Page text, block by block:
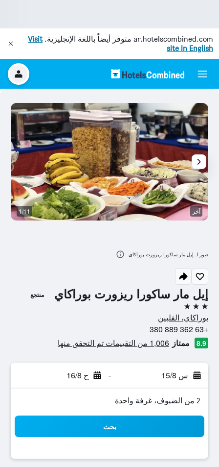
ar.hotelscombined.com متوفر أيضاً باللغة الإنجليزية.Visit
site in English
إيل مار ساكورا ريزورت بوراكاي منتجع
3 نجوم
بوراكاي، الفلبين
+63 362 889 380
8.9 ممتاز 1,006 من التقييمات تم التحقق منها
س 15/8 - ح 16/8
2 من الضيوف، غرفة واحدة
بحث
آخر 1/11
صور لـ إيل مار ساكورا ريزورت بوراكاي